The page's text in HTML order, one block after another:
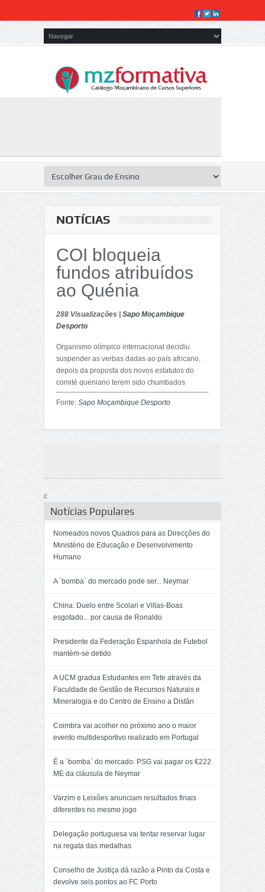
NOTÍCIAS
COI bloqueia
fundos atribuídos
ao Quénia
288 Visualizações | Sapo Moçambique
Desporto
Organismo olímpico internacional decidiu
suspender as verbas dadas ao país africano,
depois da proposta dos novos estatutos do
comité queniano terem sido chumbados
Fonte: Sapo Moçambique Desporto
c
Notícias Populares
Nomeados novos Quadros para as Direcções do
Ministério de Educação e Desenvolvimento
Humano
A ´bomba` do mercado pode ser... Neymar
China: Duelo entre Scolari e Villas-Boas
esgotado... por causa de Ronaldo
Presidente da Federação Espanhola de Futebol
mantém-se detido
A UCM gradua Estudantes em Tete através da
Faculdade de Gestão de Recursos Naturais e
Mineralogia e do Centro de Ensino a Distân
Coimbra vai acolher no próximo ano o maior
evento multidesportivo realizado em Portugal
É a ´bomba` do mercado: PSG vai pagar os €222
ME da cláusula de Neymar
Varzim e Leixões anunciam resultados finais
diferentes no mesmo jogo
Delegação portuguesa vai tentar reservar lugar
na regata das medalhas
Conselho de Justiça dá razão a Pinto da Costa e
devolve seis pontos ao FC Porto